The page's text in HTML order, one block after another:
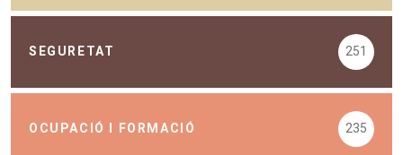
SEGURETAT 251
OCUPACIÓ I FORMACIÓ 235